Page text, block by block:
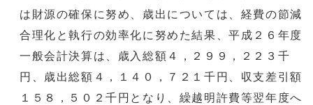
は財源の確保に努め、歳出については、経費の節減
合理化と執行の効率化に努めた結果、平成２６年度
一般会計決算は、歳入総額４，２９９，２２３千
円、歳出総額４，１４０，７２１千円、収支差引額
１５８，５０２千円となり、繰越明許費等翌年度へ